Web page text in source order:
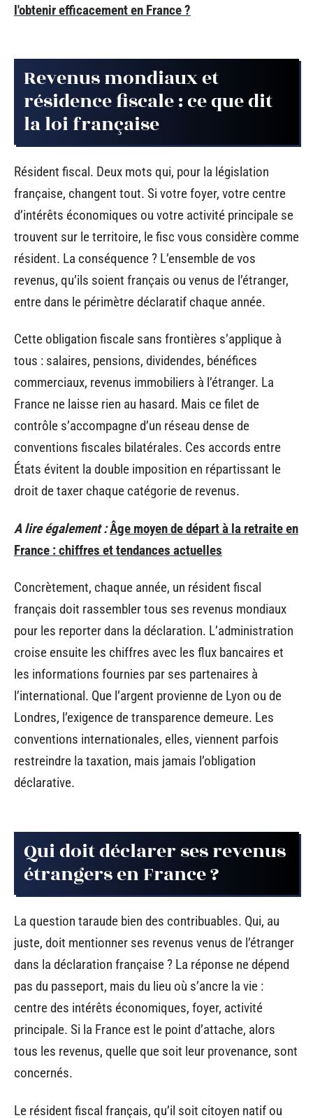
l'obtenir efficacement en France ?
Revenus mondiaux et
résidence fiscale : ce que dit
la loi française
Résident fiscal. Deux mots qui, pour la législation
française, changent tout. Si votre foyer, votre centre
d’intérêts économiques ou votre activité principale se
trouvent sur le territoire, le fisc vous considère comme
résident. La conséquence ? L’ensemble de vos
revenus, qu’ils soient français ou venus de l’étranger,
entre dans le périmètre déclaratif chaque année.
Cette obligation fiscale sans frontières s’applique à
tous : salaires, pensions, dividendes, bénéfices
commerciaux, revenus immobiliers à l’étranger. La
France ne laisse rien au hasard. Mais ce filet de
contrôle s’accompagne d’un réseau dense de
conventions fiscales bilatérales. Ces accords entre
États évitent la double imposition en répartissant le
droit de taxer chaque catégorie de revenus.
A lire également :Âge moyen de départ à la retraite en
France : chiffres et tendances actuelles
Concrètement, chaque année, un résident fiscal
français doit rassembler tous ses revenus mondiaux
pour les reporter dans la déclaration. L’administration
croise ensuite les chiffres avec les flux bancaires et
les informations fournies par ses partenaires à
l’international. Que l’argent provienne de Lyon ou de
Londres, l’exigence de transparence demeure. Les
conventions internationales, elles, viennent parfois
restreindre la taxation, mais jamais l’obligation
déclarative.
Qui doit déclarer ses revenus
étrangers en France ?
La question taraude bien des contribuables. Qui, au
juste, doit mentionner ses revenus venus de l’étranger
dans la déclaration française ? La réponse ne dépend
pas du passeport, mais du lieu où s’ancre la vie :
centre des intérêts économiques, foyer, activité
principale. Si la France est le point d’attache, alors
tous les revenus, quelle que soit leur provenance, sont
concernés.
Le résident fiscal français, qu’il soit citoyen natif ou